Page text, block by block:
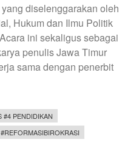
diselenggarakan oleh
Hukum dan Ilmu Politik
ini sekaligus sebagai
penulis Jawa Timur
sama dengan penerbit
#4 PENDIDIKAN
#REFORMASIBIROKRASI